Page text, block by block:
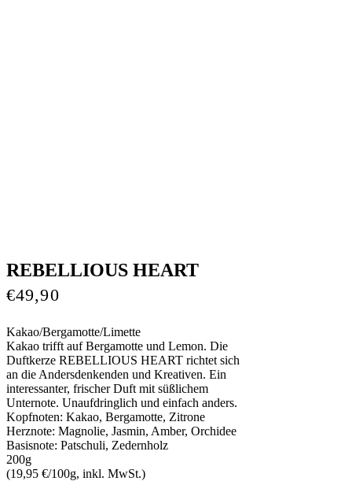
REBELLIOUS HEART
€49,90
Kakao/Bergamotte/Limette
Kakao trifft auf Bergamotte und Lemon. Die
Duftkerze REBELLIOUS HEART richtet sich
an die Andersdenkenden und Kreativen. Ein
interessanter, frischer Duft mit süßlichem
Unternote. Unaufdringlich und einfach anders.
Kopfnoten: Kakao, Bergamotte, Zitrone
Herznote: Magnolie, Jasmin, Amber, Orchidee
Basisnote: Patschuli, Zedernholz
200g
(19,95 €/100g, inkl. MwSt.)